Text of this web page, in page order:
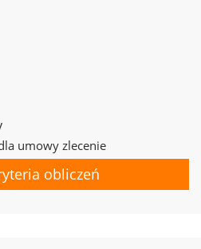
umowy zlecenie
obliczeń